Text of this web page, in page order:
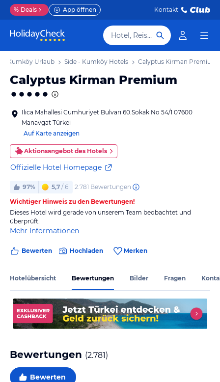
% Deals App öffnen Kontakt
Hotel, Reiseziel
- Kumköy Urlaub Side - Kumköy Hotels Calyptus Kirman Premium
Calyptus Kirman Premium
Ilıca Mahallesi Cumhuriyet Bulvarı 60.Sokak No 54/1 07600
Manavgat Türkei
Auf Karte anzeigen
Aktionsangebot des Hotels
Offizielle Hotel Homepage
97% 5,7 / 6 2.781 Bewertungen
Wichtiger Hinweis zu den Bewertungen!
Dieses Hotel wird gerade von unserem Team beobachtet und
überprüft.
Mehr Informationen
Bewerten Hochladen Merken
Hotelübersicht Bewertungen Bilder Fragen
Bewertungen (2.781)
Bewerten